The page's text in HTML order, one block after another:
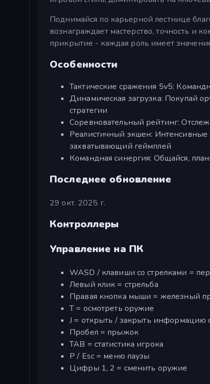
Поднимайся по карьерной лестнице
вознаграждает мастерство, точность и
прикрытие - каждая роль имеет
Особенности
Тактические сражения 5v5:
Динамическая загрузка: Покупай
стратегии
Соревновательный рейтинг:
Реалистичный экшен: Интенсивные
захватывающий геймплей
Командная синергия: Общайся,
Последнее обновление
29 окт. 2025 г.
Контроллеры
Управление на ПК
WASD / клавиши со стрелками =
Левый клик = стрельба
Правая кнопка мыши = железный
T = осмотреть оружие
J = открыть / закрыть информацию
Пробел = прыжок
TAB = статистика игрока
P / Esc = меню паузы
Цифры 1, 2 = сменить оружие